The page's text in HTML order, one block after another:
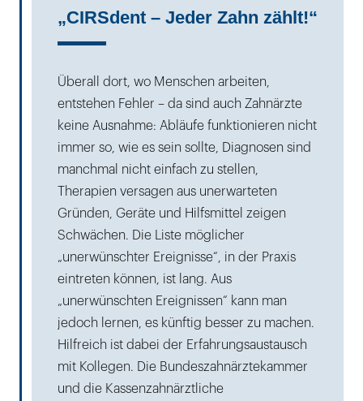
„CIRSdent – Jeder Zahn zählt!“
Überall dort, wo Menschen arbeiten,
entstehen Fehler – da sind auch Zahnärzte
keine Ausnahme: Abläufe funktionieren nicht
immer so, wie es sein sollte, Diagnosen sind
manchmal nicht einfach zu stellen,
Therapien versagen aus unerwarteten
Gründen, Geräte und Hilfsmittel zeigen
Schwächen. Die Liste möglicher
„unerwünschter Ereignisse“, in der Praxis
eintreten können, ist lang. Aus
„unerwünschten Ereignissen“ kann man
jedoch lernen, es künftig besser zu machen.
Hilfreich ist dabei der Erfahrungsaustausch
mit Kollegen. Die Bundeszahnärztekammer
und die Kassenzahnärztliche